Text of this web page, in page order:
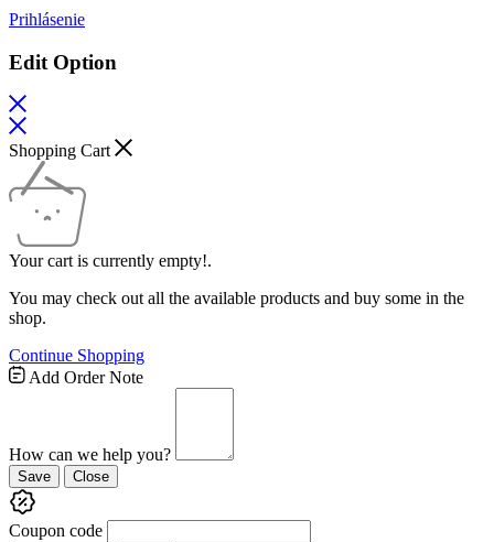
Prihlásenie
Edit Option
Shopping Cart
Your cart is currently empty!.
You may check out all the available products and buy some in the
shop.
Continue Shopping
Add Order Note
How can we help you?
Save Close
Coupon code